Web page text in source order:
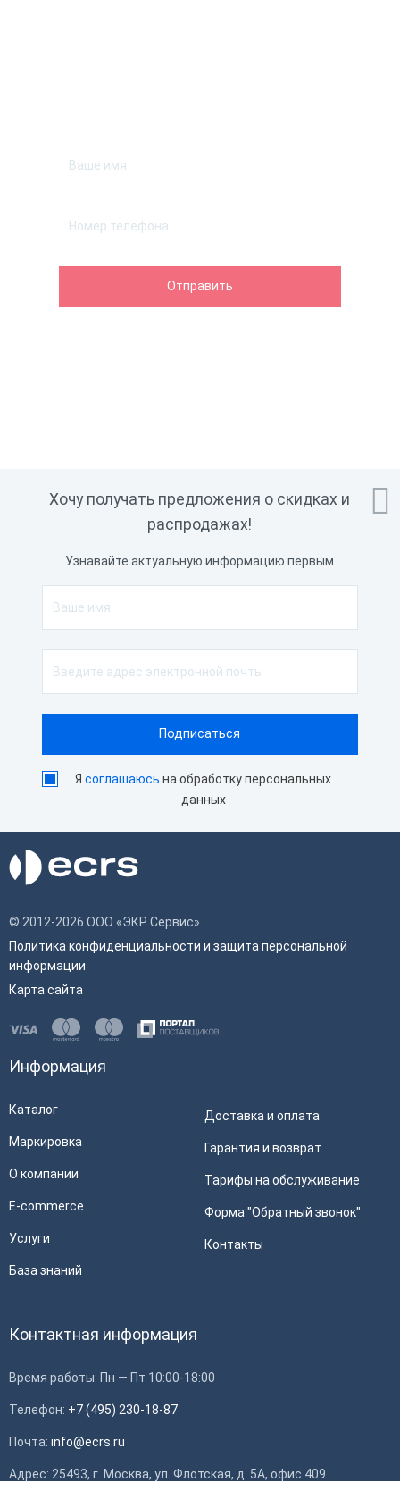

Хочу получать предложения о скидках и
распродажах!
Узнавайте актуальную информацию первым
Ясоглашаюсь на обработку персональных
данных
© 2012-2026 ООО «ЭКР Сервис»
Политика конфиденциальности и защита персональной
информации
Карта сайта
Информация
Каталог
Маркировка
О компании
E-commerce
Услуги
База знаний
Доставка и оплата
Гарантия и возврат
Тарифы на обслуживание
Форма "Обратный звонок"
Контакты
Контактная информация
Время работы: Пн — Пт 10:00-18:00
Телефон: +7 (495) 230-18-87
Почта: info@ecrs.ru
Адрес: 25493, г. Москва, ул. Флотская, д. 5А, офис 409